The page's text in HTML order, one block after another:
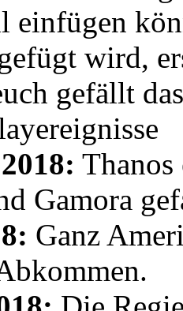
einfügen
wird,
gefällt
Gamora
Ganz